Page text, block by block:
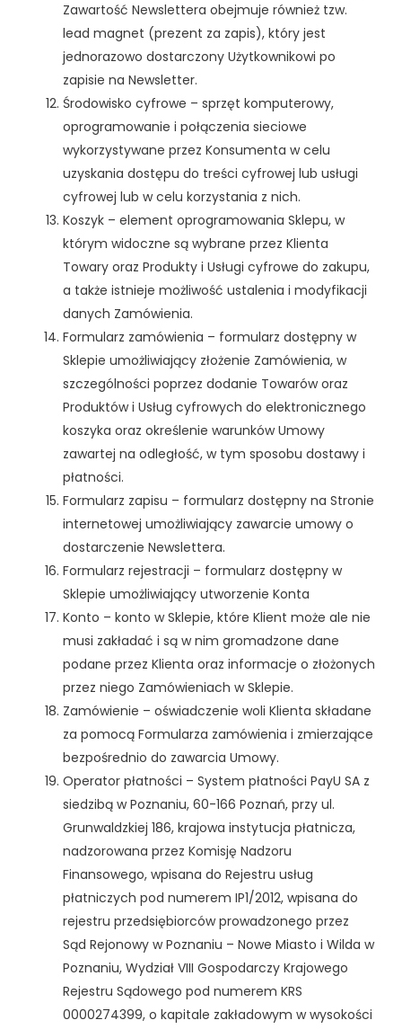
Zawartość Newslettera obejmuje również tzw.
lead magnet (prezent za zapis), który jest
jednorazowo dostarczony Użytkownikowi po
zapisie na Newsletter.
Środowisko cyfrowe – sprzęt komputerowy,
oprogramowanie i połączenia sieciowe
wykorzystywane przez Konsumenta w celu
uzyskania dostępu do treści cyfrowej lub usługi
cyfrowej lub w celu korzystania z nich.
Koszyk – element oprogramowania Sklepu, w
którym widoczne są wybrane przez Klienta
Towary oraz Produkty i Usługi cyfrowe do zakupu,
a także istnieje możliwość ustalenia i modyfikacji
danych Zamówienia.
Formularz zamówienia – formularz dostępny w
Sklepie umożliwiający złożenie Zamówienia, w
szczególności poprzez dodanie Towarów oraz
Produktów i Usług cyfrowych do elektronicznego
koszyka oraz określenie warunków Umowy
zawartej na odległość, w tym sposobu dostawy i
płatności.
Formularz zapisu – formularz dostępny na Stronie
internetowej umożliwiający zawarcie umowy o
dostarczenie Newslettera.
Formularz rejestracji – formularz dostępny w
Sklepie umożliwiający utworzenie Konta
Konto – konto w Sklepie, które Klient może ale nie
musi zakładać i są w nim gromadzone dane
podane przez Klienta oraz informacje o złożonych
przez niego Zamówieniach w Sklepie.
Zamówienie – oświadczenie woli Klienta składane
za pomocą Formularza zamówienia i zmierzające
bezpośrednio do zawarcia Umowy.
Operator płatności – System płatności PayU SA z
siedzibą w Poznaniu, 60-166 Poznań, przy ul.
Grunwaldzkiej 186, krajowa instytucja płatnicza,
nadzorowana przez Komisję Nadzoru
Finansowego, wpisana do Rejestru usług
płatniczych pod numerem IP1/2012, wpisana do
rejestru przedsiębiorców prowadzonego przez
Sąd Rejonowy w Poznaniu – Nowe Miasto i Wilda w
Poznaniu, Wydział VIII Gospodarczy Krajowego
Rejestru Sądowego pod numerem KRS
0000274399, o kapitale zakładowym w wysokości